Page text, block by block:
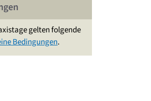
gelten folgende
Bedingungen.